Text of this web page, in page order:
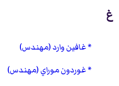
غ
غافين وارد (مهندس)
غوردون موراي (مهندس)